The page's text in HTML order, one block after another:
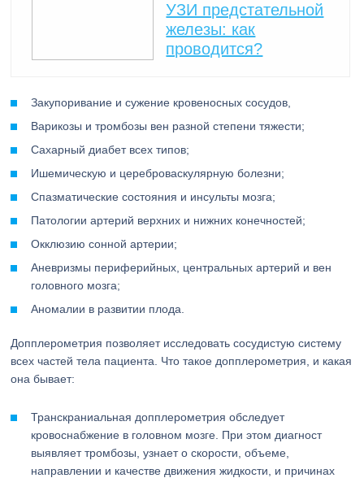
УЗИ предстательной
железы: как
проводится?
Закупоривание и сужение кровеносных сосудов,
Варикозы и тромбозы вен разной степени тяжести;
Сахарный диабет всех типов;
Ишемическую и цереброваскулярную болезни;
Спазматические состояния и инсульты мозга;
Патологии артерий верхних и нижних конечностей;
Окклюзию сонной артерии;
Аневризмы периферийных, центральных артерий и вен
головного мозга;
Аномалии в развитии плода.
Допплерометрия позволяет исследовать сосудистую систему
всех частей тела пациента. Что такое допплерометрия, и какая
она бывает:
Транскраниальная допплерометрия обследует
кровоснабжение в головном мозге. При этом диагност
выявляет тромбозы, узнает о скорости, объеме,
направлении и качестве движения жидкости, и причинах